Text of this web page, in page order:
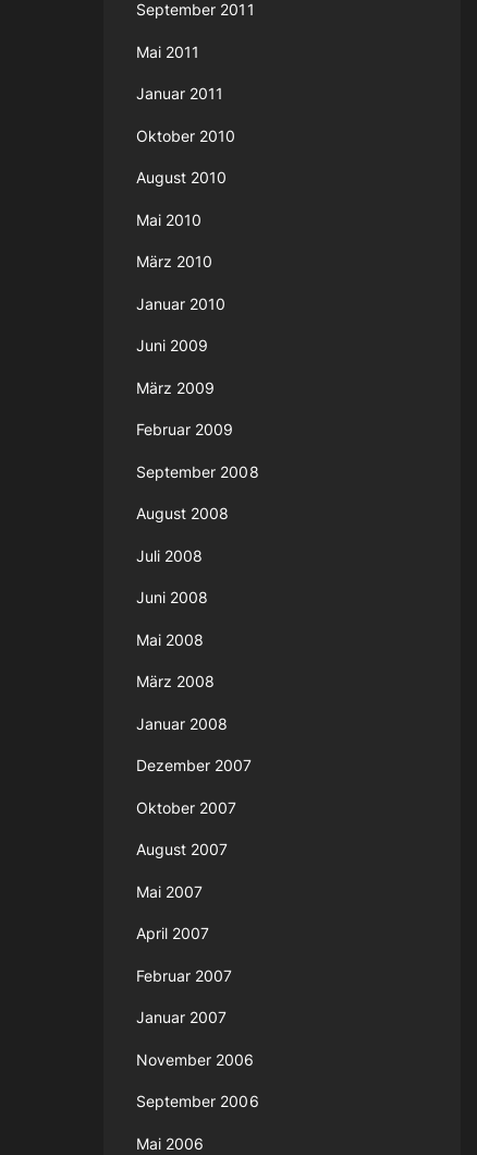
September 2011
Mai 2011
Januar 2011
Oktober 2010
August 2010
Mai 2010
März 2010
Januar 2010
Juni 2009
März 2009
Februar 2009
September 2008
August 2008
Juli 2008
Juni 2008
Mai 2008
März 2008
Januar 2008
Dezember 2007
Oktober 2007
August 2007
Mai 2007
April 2007
Februar 2007
Januar 2007
November 2006
September 2006
Mai 2006